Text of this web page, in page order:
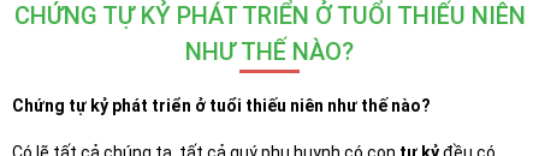
CHỨNG TỰ KỶ PHÁT TRIỂN Ở TUỔI THIẾU NIÊN
NHƯ THẾ NÀO?
Chứng tự kỷ phát triển ở tuổi thiếu niên như thế nào?